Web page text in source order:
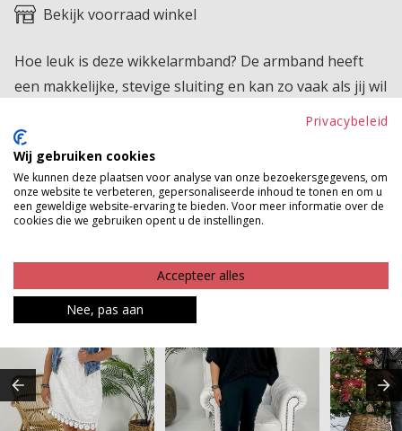
Bekijk voorraad winkel
Hoe leuk is deze wikkelarmband? De armband heeft
een makkelijke, stevige sluiting en kan zo vaak als jij wil
om je pols gedraaid worden. De armband heeft een
leuk hangertje met een kwastje en prachtige,
glitterende details. Geweldig!
Betaalinformatie
Privacybeleid
Wij gebruiken cookies
We kunnen deze plaatsen voor analyse van onze bezoekersgegevens, om
onze website te verbeteren, gepersonaliseerde inhoud te tonen en om u
een geweldige website-ervaring te bieden. Voor meer informatie over de
cookies die we gebruiken opent u de instellingen.
Accepteer alles
Nee, pas aan